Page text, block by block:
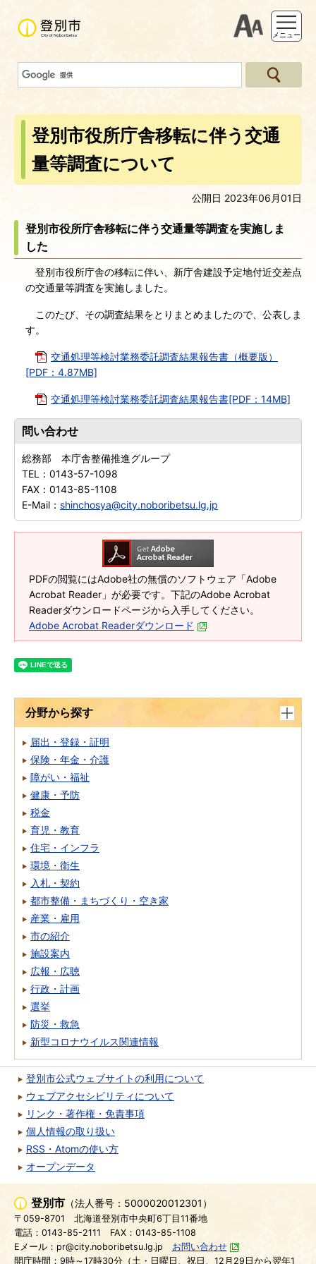
支援ツー
メニュー
登別市役所庁舎移転に伴う交通
量等調査について
公開日 2023年06月01日
登別市役所庁舎移転に伴う交通量等調査を実施しま
した
登別市役所庁舎の移転に伴い、新庁舎建設予定地付近交差点
の交通量等調査を実施しました。
このたび、その調査結果をとりまとめましたので、公表しま
す。
交通処理等検討業務委託調査結果報告書（概要版）
[PDF：4.87MB]
交通処理等検討業務委託調査結果報告書[PDF：14MB]
問い合わせ
総務部 本庁舎整備推進グループ
TEL： 0143-57-1098
FAX： 0143-85-1108
E-Mail： shinchosya@city.noboribetsu.lg.jp
PDFの閲覧にはAdobe社の無償のソフトウェア「Adobe
Acrobat Reader」が必要です。下記のAdobe Acrobat
Readerダウンロードページから入手してください。
Adobe Acrobat Readerダウンロード
分野から探す
届出・登録・証明
保険・年金・介護
障がい・福祉
健康・予防
税金
育児・教育
住宅・インフラ
環境・衛生
入札・契約
都市整備・まちづくり・空き家
産業・雇用
市の紹介
施設案内
広報・広聴
行政・計画
選挙
防災・救急
新型コロナウイルス関連情報
登別市公式ウェブサイトの利用について
ウェブアクセシビリティについて
リンク・著作権・免責事項
個人情報の取り扱い
RSS・Atomの使い方
オープンデータ
登別市 （法人番号：5000020012301）
〒059-8701
北海道登別市中央町6丁目11番地
電話：0143-85-2111
FAX：0143-85-1108
Eメール：pr@city.noboribetsu.lg.jp
お問い合わせ
開庁時間：9時～17時30分（土・日曜日、祝日、12月29日から翌年1